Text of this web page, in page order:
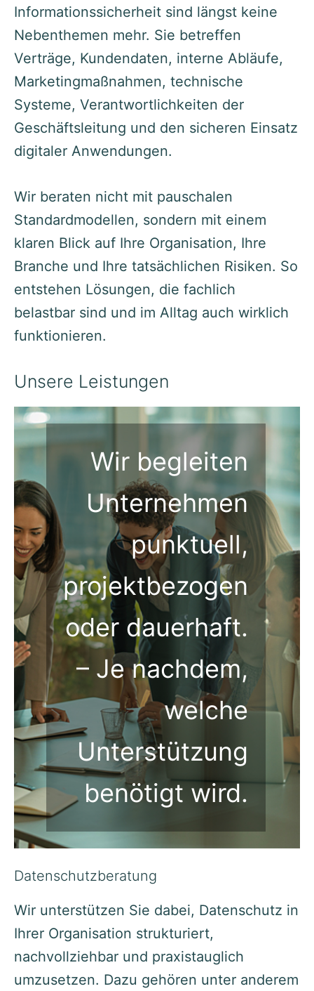
Informationssicherheit sind längst keine
Nebenthemen mehr. Sie betreffen
Verträge, Kundendaten, interne Abläufe,
Marketingmaßnahmen, technische
Systeme, Verantwortlichkeiten der
Geschäftsleitung und den sicheren Einsatz
digitaler Anwendungen.
Wir beraten nicht mit pauschalen
Standardmodellen, sondern mit einem
klaren Blick auf Ihre Organisation, Ihre
Branche und Ihre tatsächlichen Risiken. So
entstehen Lösungen, die fachlich
belastbar sind und im Alltag auch wirklich
funktionieren.
Unsere Leistungen
Wir begleiten
Unternehmen
punktuell,
projektbezogen
oder dauerhaft.
– Je nachdem,
welche
Unterstützung
benötigt wird.
Datenschutzberatung
Wir unterstützen Sie dabei, Datenschutz in
Ihrer Organisation strukturiert,
nachvollziehbar und praxistauglich
umzusetzen. Dazu gehören unter anderem